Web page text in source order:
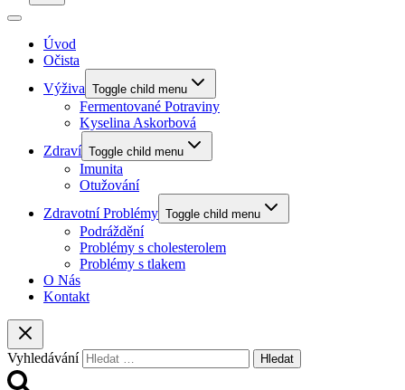
Úvod
Očista
Výživa Toggle child menu
Fermentované Potraviny
Kyselina Askorbová
Zdraví Toggle child menu
Imunita
Otužování
Zdravotní Problémy Toggle child menu
Podráždění
Problémy s cholesterolem
Problémy s tlakem
O Nás
Kontakt
Vyhledávání